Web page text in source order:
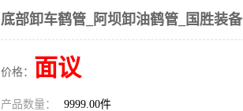
底部卸车鹤管_阿坝卸油鹤管_国胜装备
价格： 面议
产品数量： 9999.00件